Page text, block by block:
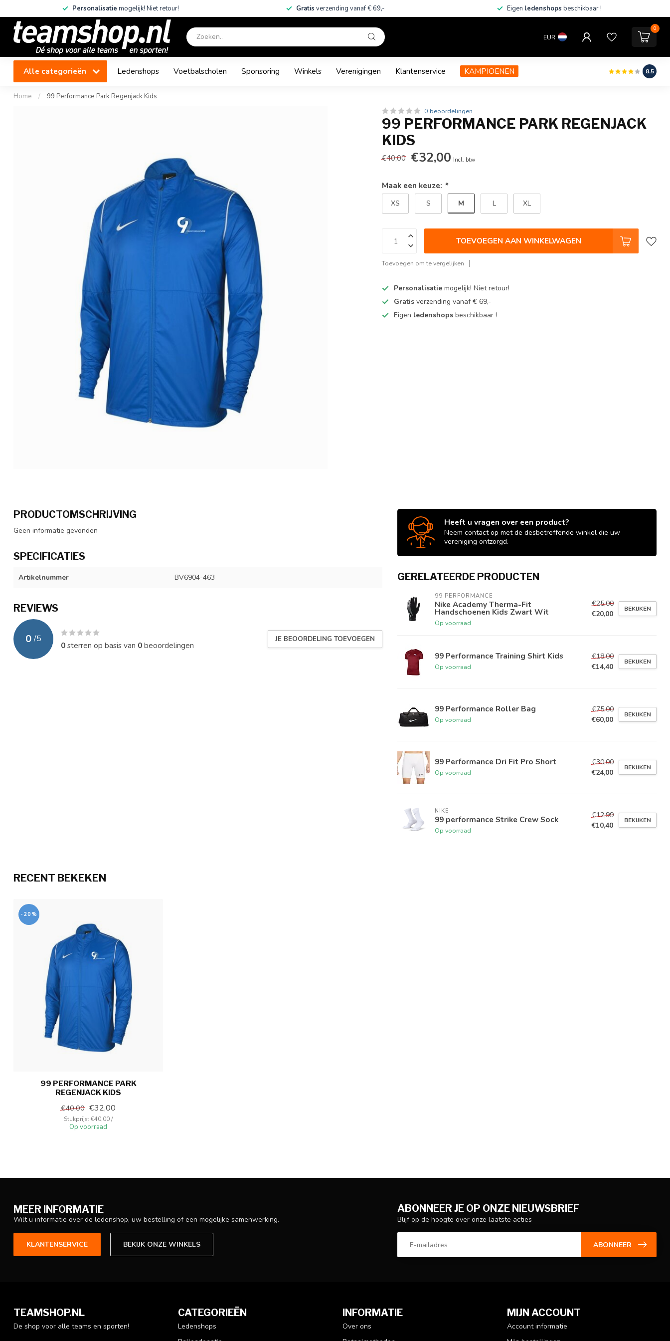
Personalisatie mogelijk! Niet retour! Gratis verzending vanaf € 69,- Eigen ledenshops beschikbaar !
EUR
0
Alle categorieën Ledenshops Voetbalscholen Sponsoring Winkels Verenigingen Klantenservice KAMPIOENEN 8.5
Home / 99 Performance Park Regenjack Kids
0 beoordelingen
99 PERFORMANCE PARK REGENJACK
KIDS
€40,00 €32,00 Incl. btw
Maak een keuze: *
XS S M L XL
TOEVOEGEN AAN WINKELWAGEN
Toevoegen om te vergelijken
Personalisatie mogelijk! Niet retour!
Gratisverzending vanaf € 69,-
Eigen ledenshopsbeschikbaar !
PRODUCTOMSCHRIJVING
Geen informatie gevonden
SPECIFICATIES
Artikelnummer BV6904-463
REVIEWS
0 /5
0sterren op basis van 0beoordelingen
JE BEOORDELING TOEVOEGEN
Heeft u vragen over een product?
Neem contact op met de desbetreffende winkel die uw
vereniging ontzorgd.
GERELATEERDE PRODUCTEN
99 PERFORMANCE
Nike Academy Therma-Fit
Handschoenen Kids Zwart Wit
Op voorraad
€25,00
€20,00
BEKIJKEN
99 Performance Training Shirt Kids
Op voorraad
€18,00
€14,40
BEKIJKEN
99 Performance Roller Bag
Op voorraad
€75,00
€60,00
BEKIJKEN
99 Performance Dri Fit Pro Short
Op voorraad
€30,00
€24,00
BEKIJKEN
NIKE
99 performance Strike Crew Sock
Op voorraad
€12,99
€10,40
BEKIJKEN
RECENT BEKEKEN
-20%
99 PERFORMANCE PARK
REGENJACK KIDS
€40,00 €32,00
Stukprijs: €40,00 /
Op voorraad
MEER INFORMATIE
Wilt u informatie over de ledenshop, uw bestelling of een mogelijke samenwerking.
KLANTENSERVICE BEKIJK ONZE WINKELS
ABONNEER JE OP ONZE NIEUWSBRIEF
Blijf op de hoogte over onze laatste acties
ABONNEER
TEAMSHOP.NL
De shop voor alle teams en sporten!
CATEGORIEËN
Ledenshops
INFORMATIE
Over ons
MIJN ACCOUNT
Account informatie